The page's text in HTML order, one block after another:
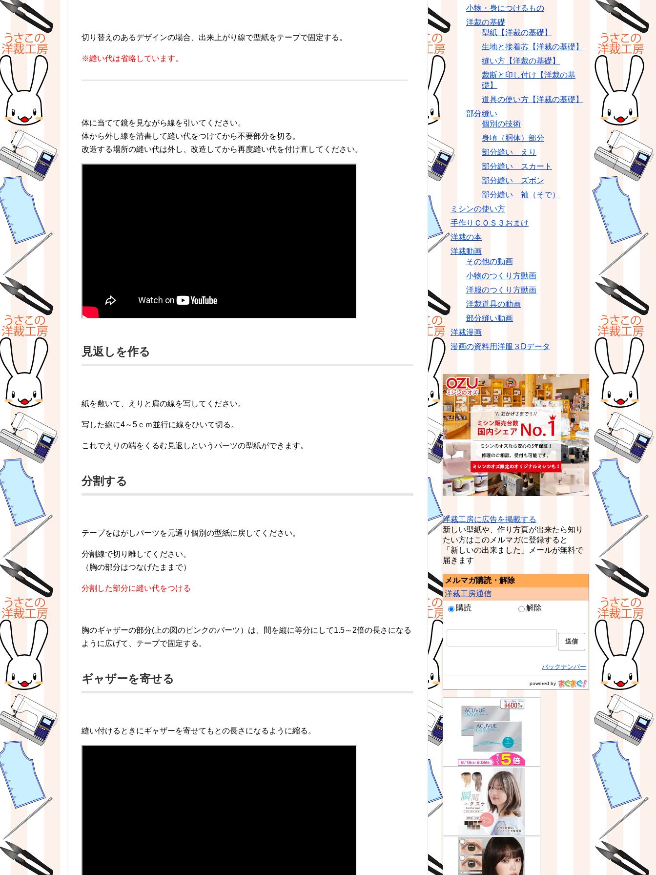
切り替えのあるデザインの場合、出来上がり線で型紙をテープで固定する。
※縫い代は省略しています。
体に当てて鏡を見ながら線を引いてください。
体から外し線を清書して縫い代をつけてから不要部分を切る。
改造する場所の縫い代は外し、改造してから再度縫い代を付け直してください。
見返しを作る
紙を敷いて、えりと肩の線を写してください。
写した線に4～5ｃｍ並行に線をひいて切る。
これでえりの端をくるむ見返しというパーツの型紙ができます。
分割する
テープをはがしパーツを元通り個別の型紙に戻してください。
分割線で切り離してください。
（胸の部分はつなげたままで）
分割した部分に縫い代をつける
胸のギャザーの部分(上の図のピンクのパーツ）は、間を縦に等分にして1.5～2倍の長さになる
ように広げて、テープで固定する。
ギャザーを寄せる
縫い付けるときにギャザーを寄せてもとの長さになるように縮る。
小物・身につけるもの
洋裁の基礎
型紙【洋裁の基礎】
生地と接着芯【洋裁の基礎】
縫い方【洋裁の基礎】
裁断と印し付け【洋裁の基
礎】
道具の使い方【洋裁の基礎】
部分縫い
個別の技術
身頃（胴体）部分
部分縫い えり
部分縫い スカート
部分縫い ズボン
部分縫い 袖（そで）
ミシンの使い方
手作りＣＯＳ３おまけ
洋裁の本
洋裁動画
その他の動画
小物のつくり方動画
洋服のつくり方動画
洋裁道具の動画
部分縫い動画
洋裁漫画
漫画の資料用洋服３Dデータ
洋裁工房に広告を掲載する
新しい型紙や、作り方頁が出来たら知り
たい方はこのメルマガに登録すると
「新しいの出来ました」メールが無料で
届きます
メルマガ購読・解除
洋裁工房通信
購読
解除
バックナンバー
powered by